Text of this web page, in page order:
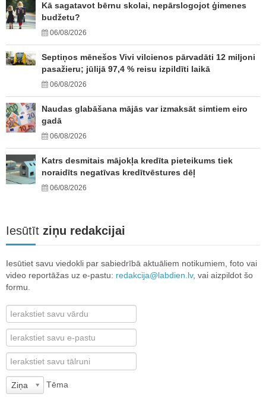
Kā sagatavot bērnu skolai, nepārslogojot ģimenes
budžetu?
06/08/2026
Septiņos mēnešos Vivi vilcienos pārvadāti 12 miljoni
pasažieru; jūlijā 97,4 % reisu izpildīti laikā
06/08/2026
Naudas glabāšana mājās var izmaksāt simtiem eiro
gadā
06/08/2026
Katrs desmitais mājokļa kredīta pieteikums tiek
noraidīts negatīvas kredītvēstures dēļ
06/08/2026
Iesūtīt ziņu redakcijai
Iesūtiet savu viedokli par sabiedrībā aktuāliem notikumiem, foto vai
video reportāžas uz e-pastu: redakcija@labdien.lv, vai aizpildot šo
formu.
Ziņa Tēma